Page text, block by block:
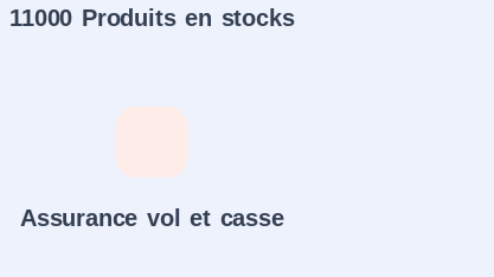
11000 Produits en stocks
Assurance vol et casse